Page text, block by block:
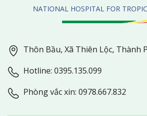
NATIONAL HOSPITAL FOR
Thôn Bầu, Xã Thiên Lộc, Thành
Hotline: 0395.135.099
Phòng vắc xin: 0978.667.832